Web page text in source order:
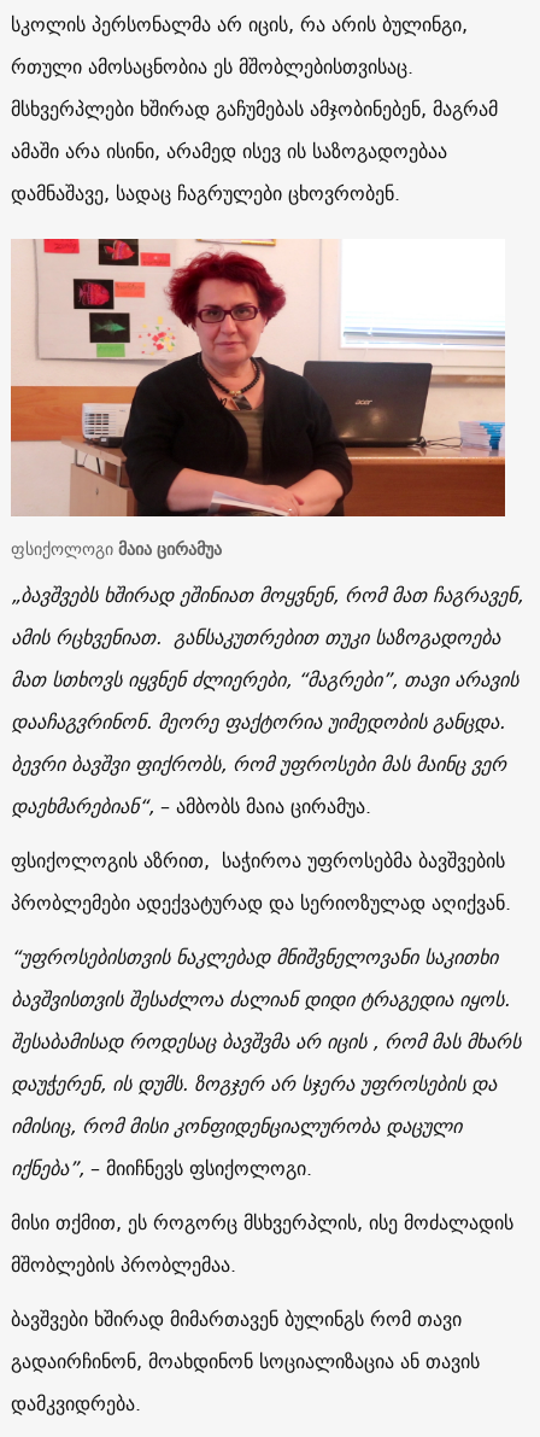
სკოლის პერსონალმა არ იცის, რა არის ბულინგი,
რთული ამოსაცნობია ეს მშობლებისთვისაც.
მსხვერპლები ხშირადგაჩუმებასამჯობინებენ, მაგრამ
ამაში არა ისინი, არამედ ისევ ის საზოგადოებაა
დამნაშავე, სადაც ჩაგრულები ცხოვრობენ.
ფსიქოლოგიმაია ცირამუა
„ბავშვებს ხშირად ეშინიათ მოყვნენ, რომ მათ ჩაგრავენ,
ამის რცხვენიათ. განსაკუთრებით თუკი საზოგადოება
მათ სთხოვს იყვნენ ძლიერები, “მაგრები”, თავი არავის
დააჩაგვრინონ. მეორე ფაქტორია უიმედობის განცდა.
ბევრი ბავშვი ფიქრობს, რომ უფროსები მას მაინც ვერ
დაეხმარებიან“, – ამბობს მაია ცირამუა.
ფსიქოლოგის აზრით, საჭიროა უფროსებმა ბავშვების
პრობლემები ადექვატურადდა სერიოზულადაღიქვან.
“უფროსებისთვის ნაკლებად მნიშვნელოვანი საკითხი
ბავშვისთვის შესაძლოა ძალიან დიდი ტრაგედია იყოს.
შესაბამისად როდესაც ბავშვმა არ იცის, რომ მას მხარს
დაუჭერენ, ის დუმს. ზოგჯერ არ სჯერაუფროსების და
იმისიც, რომმისიკონფიდენციალურობა დაცული
იქნება”, – მიიჩნევს ფსიქოლოგი.
მისი თქმით, ესროგორცმსხვერპლის, ისემოძალადის
მშობლების პრობლემაა.
ბავშვები ხშირად მიმართავენ ბულინგს რომ თავი
გადაირჩინონ, მოახდინონ სოციალიზაცია ან თავის
დამკვიდრება.